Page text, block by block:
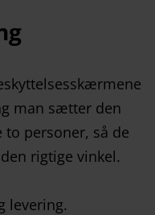
man sætter den
personer, så de
rigtige vinkel.
levering.